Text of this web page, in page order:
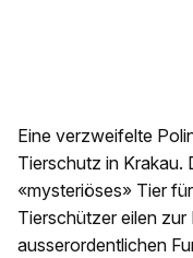
Eine verzweifelte
Tierschutz in Krakau.
«mysteriöses» Tier
Tierschützer eilen zur
ausserordentlichen